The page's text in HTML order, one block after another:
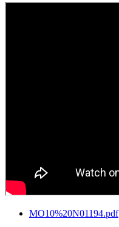
MO10%20N01194.pdf